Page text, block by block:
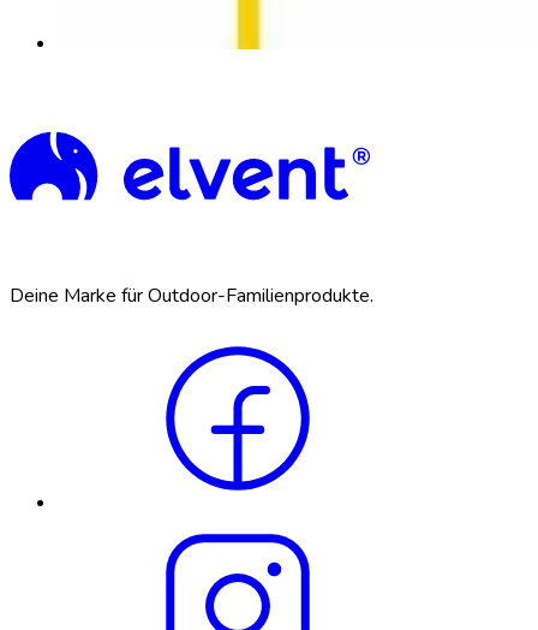
Deine Marke für Outdoor-Familienprodukte.